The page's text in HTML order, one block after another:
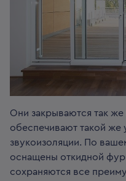
Они закрываются так же
обеспечивают такой же
звукоизоляции. По
оснащены откидной
сохраняются все